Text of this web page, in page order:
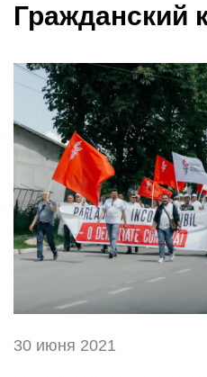
Гражданский
30 июня 2021